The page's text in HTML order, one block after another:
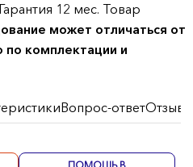
12 мес. Товар
может отличаться от
по комплектации и
Вопрос-ответОтзывы